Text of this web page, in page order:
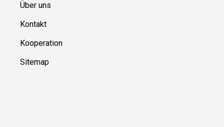
Über uns
Kontakt
Kooperation
Sitemap